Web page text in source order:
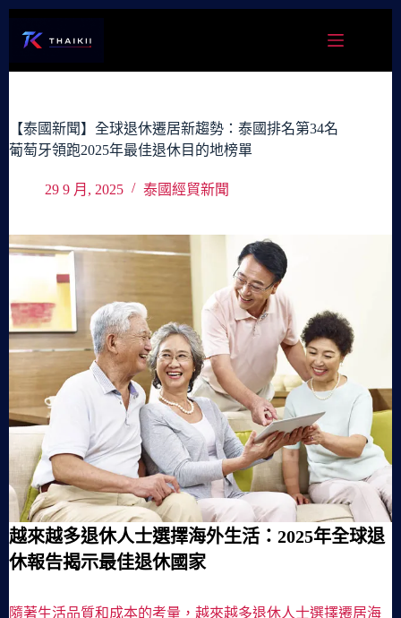
容
【泰國新聞】全球退休遷居新趨勢：泰國排名第34名
葡萄牙領跑2025年最佳退休目的地榜單
29 9 月, 2025 泰國經貿新聞
越來越多退休人士選擇海外生活：2025年全球退
休報告揭示最佳退休國家
隨著生活品質和成本的考量，越來越多退休人士選擇遷居海